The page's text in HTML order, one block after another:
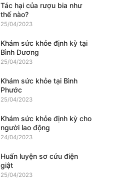
Tác hại của rượu bia như
thế nào?
25/04/2023
Khám sức khỏe định kỳ tại
Bình Dương
25/04/2023
Khám sức khỏe tại Bình
Phước
25/04/2023
Khám sức khỏe định kỳ cho
người lao động
24/04/2023
Huấn luyện sơ cứu điện
giật
25/04/2023